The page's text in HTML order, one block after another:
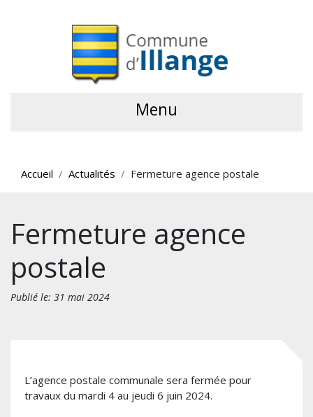
Menu
Accueil Actualités Fermeture agence postale
Fermeture agence
postale
Publié le: 31 mai 2024
L’agence postale communale sera fermée pour
travaux du mardi 4 au jeudi 6 juin 2024.